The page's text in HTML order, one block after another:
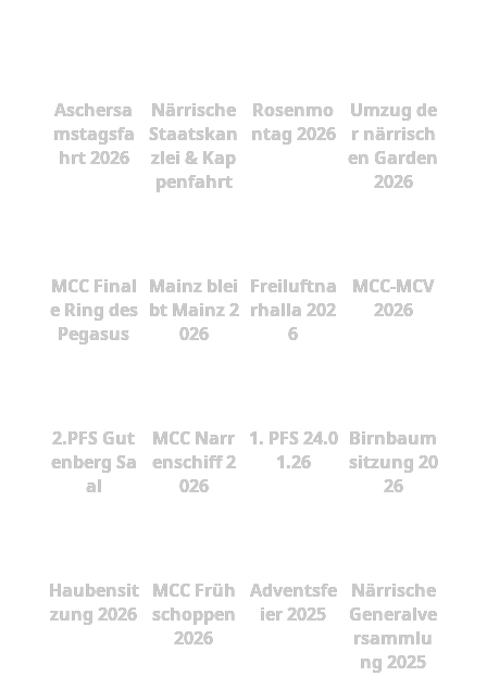
Aschersa
mstagsfa
hrt 2026
Närrische
Staatskan
zlei & Kap
penfahrt
Rosenmo
ntag 2026
Umzug de
r närrisch
en Garden
2026
MCC Final
e Ring des
Pegasus
Mainz blei
bt Mainz 2
026
Freiluftna
rhalla 202
6
MCC-MCV
2026
2.PFS Gut
enberg Sa
al
MCC Narr
enschiff 2
026
1. PFS 24.0
1.26
Birnbaum
sitzung 20
26
Haubensit
zung 2026
MCC Früh
schoppen
2026
Adventsfe
ier 2025
Närrische
Generalve
rsammlu
ng 2025